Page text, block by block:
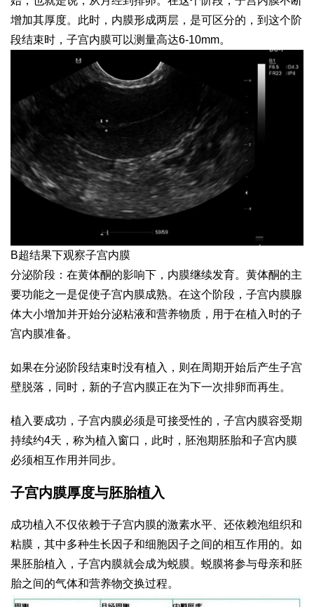
增加其厚度。此时，内膜形成两层，是可区分的，到这个阶
段结束时，子宫内膜可以测量高达6-10mm。
B超结果下观察子宫内膜
分泌阶段：在黄体酮的影响下，内膜继续发育。黄体酮的主
要功能之一是促使子宫内膜成熟。在这个阶段，子宫内膜腺
体大小增加并开始分泌粘液和营养物质，用于在植入时的子
宫内膜准备。
如果在分泌阶段结束时没有植入，则在周期开始后产生子宫
壁脱落，同时，新的子宫内膜正在为下一次排卵而再生。
植入要成功，子宫内膜必须是可接受性的，子宫内膜容受期
持续约4天，称为植入窗口，此时，胚泡期胚胎和子宫内膜
必须相互作用并同步。
子宫内膜厚度与胚胎植入
成功植入不仅依赖于子宫内膜的激素水平、还依赖泡组织和
粘膜，其中多种生长因子和细胞因子之间的相互作用的。如
果胚胎植入，子宫内膜就会成为蜕膜。蜕膜将参与母亲和胚
胎之间的气体和营养物交换过程。